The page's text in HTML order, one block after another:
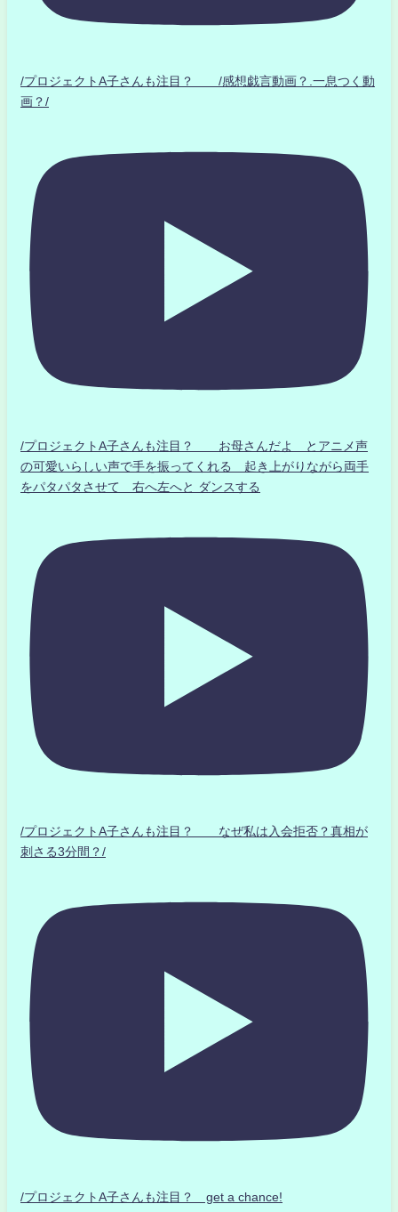
/プロジェクトA子さんも注目？ /感想戯言動画？.一息つく動
画？/
/プロジェクトA子さんも注目？ お母さんだよ とアニメ声
の可愛いらしい声で手を振ってくれる 起き上がりながら両手
をパタパタさせて 右へ左へと ダンスする
/プロジェクトA子さんも注目？ なぜ私は入会拒否？真相が
刺さる3分間？/
/プロジェクトA子さんも注目？ get a chance!